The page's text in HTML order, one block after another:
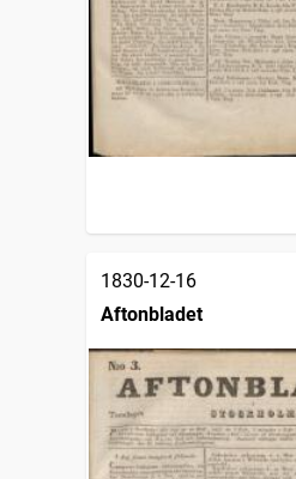
1830-12-16
Aftonbladet